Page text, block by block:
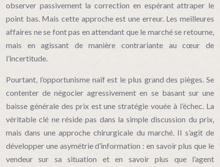
observer passivement la correction en espérant attraper le
point bas. Mais cette approche est une erreur. Les meilleures
affaires ne se font pas en attendant que le marché se retourne,
mais en agissant de manière contrariante au cœur de
l’incertitude.
Pourtant, l’opportunisme naïf est le plus grand des pièges. Se
contenter de négocier agressivement en se basant sur une
baisse générale des prix est une stratégie vouée à l’échec. La
véritable clé ne réside pas dans la simple discussion du prix,
mais dans une approche chirurgicale du marché. Il s’agit de
développer une asymétrie d’information : en savoir plus que le
vendeur sur sa situation et en savoir plus que l’agent